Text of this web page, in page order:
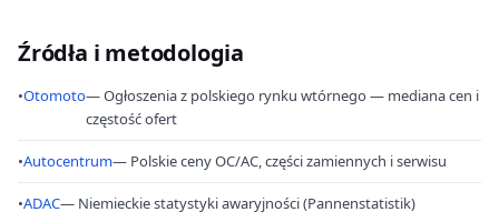
Źródła i metodologia
•Otomoto— Ogłoszenia z polskiego rynku wtórnego — mediana cen i
częstość ofert
•Autocentrum— Polskie ceny OC/AC, części zamiennych i serwisu
•ADAC— Niemieckie statystyki awaryjności (Pannenstatistik)